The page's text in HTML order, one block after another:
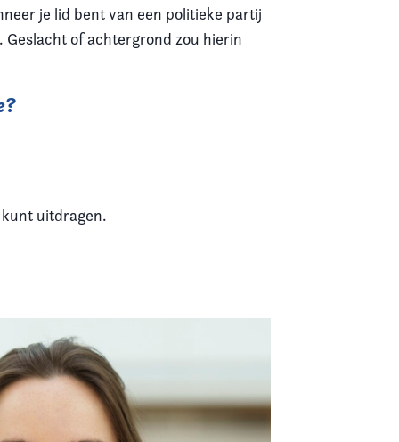
je lid bent van een politieke partij
Geslacht of achtergrond zou hierin
uitdragen.